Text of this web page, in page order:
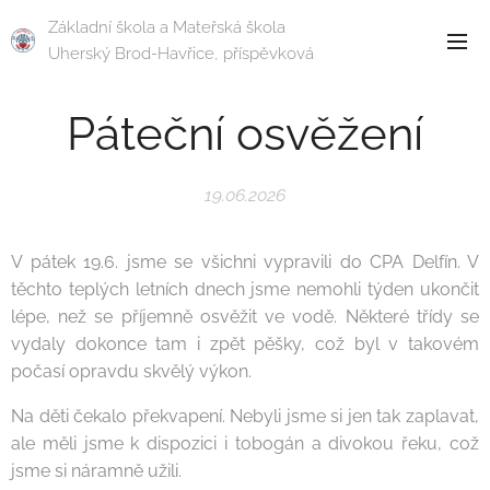
Základní škola a Mateřská škola
Uherský Brod-Havřice, příspěvková
Páteční osvěžení
19.06.2026
V pátek 19.6. jsme se všichni vypravili do CPA Delfín. V
těchto teplých letních dnech jsme nemohli týden ukončit
lépe, než se příjemně osvěžit ve vodě. Některé třídy se
vydaly dokonce tam i zpět pěšky, což byl v takovém
počasí opravdu skvělý výkon.
Na děti čekalo překvapení. Nebyli jsme si jen tak zaplavat,
ale měli jsme k dispozici i tobogán a divokou řeku, což
jsme si náramně užili.